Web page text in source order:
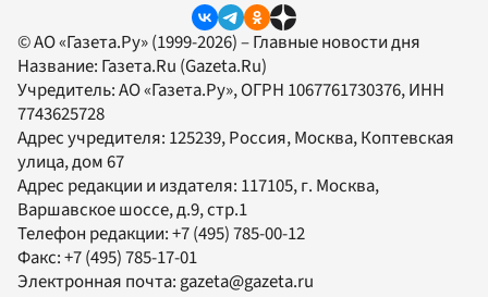
© АО «Газета.Ру» (1999-2026) – Главные новости дня
Название: Газета.Ru (Gazeta.Ru)
Учредитель:АО «Газета.Ру», ОГРН 1067761730376, ИНН
7743625728
Адрес учредителя: 125239, Россия, Москва, Коптевская
улица, дом 67
Адрес редакции и издателя: 117105, г. Москва,
Варшавское шоссе, д.9, стр.1
Телефон редакции:+7 (495) 785-00-12
Факс:+7 (495) 785-17-01
Электронная почта:gazeta@gazeta.ru